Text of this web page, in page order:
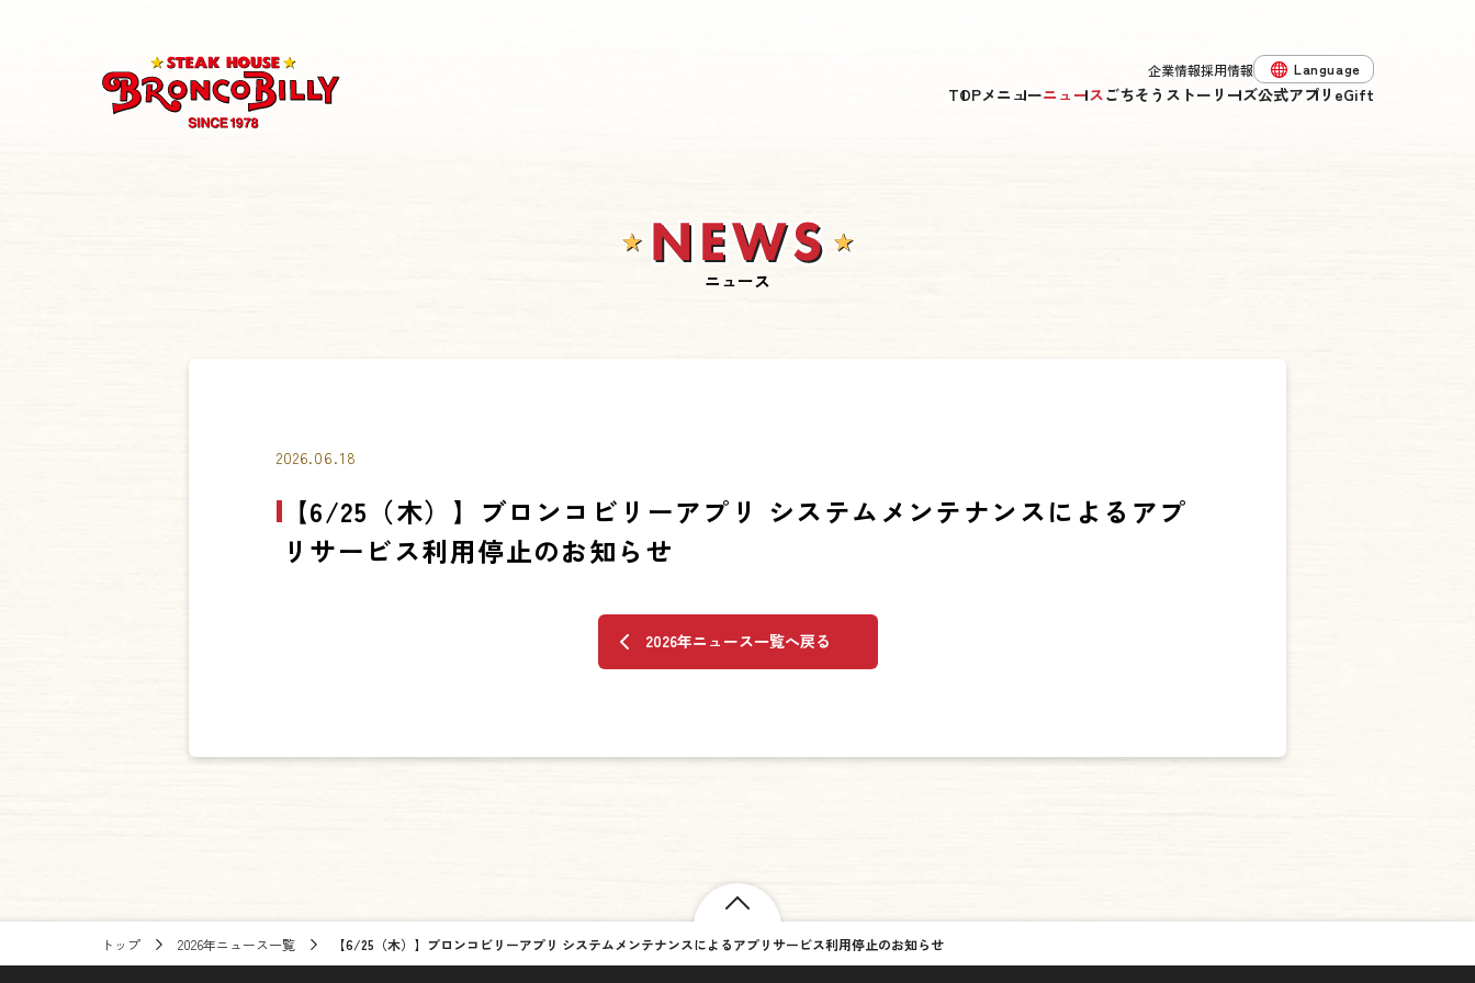
TOPメニューニュースごちそうストーリーズ公式アプリ eGift
企業情報採用情報 Language
한국어
ニュース
2026.06.18
【6/25（木）】ブロンコビリーアプリ システムメンテナンスによるアプ
リサービス利用停止のお知らせ
2026年ニュース一覧へ戻る
トップ 2026年ニュース一覧 【6/25（木）】ブロンコビリーアプリ システムメンテナンスによるアプリサービス利用停止のお知らせ